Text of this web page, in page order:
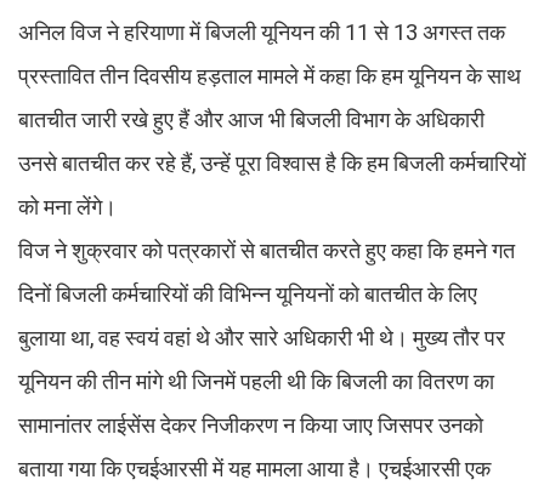
अनिल विज ने हरियाणा में बिजली यूनियन की 11 से 13 अगस्त तक
प्रस्तावित तीन दिवसीय हड़ताल मामले में कहा कि हम यूनियन के साथ
बातचीत जारी रखे हुए हैं और आज भी बिजली विभाग के अधिकारी
उनसे बातचीत कर रहे हैं, उन्हें पूरा विश्वास है कि हम बिजली कर्मचारियों
को मना लेंगे।
विज ने शुक्रवार को पत्रकारों से बातचीत करते हुए कहा कि हमने गत
दिनों बिजली कर्मचारियों की विभिन्न यूनियनों को बातचीत के लिए
बुलाया था, वह स्वयं वहां थे और सारे अधिकारी भी थे। मुख्य तौर पर
यूनियन की तीन मांगे थी जिनमें पहली थी कि बिजली का वितरण का
सामानांतर लाईसेंस देकर निजीकरण न किया जाए जिसपर उनको
बताया गया कि एचईआरसी में यह मामला आया है। एचईआरसी एक